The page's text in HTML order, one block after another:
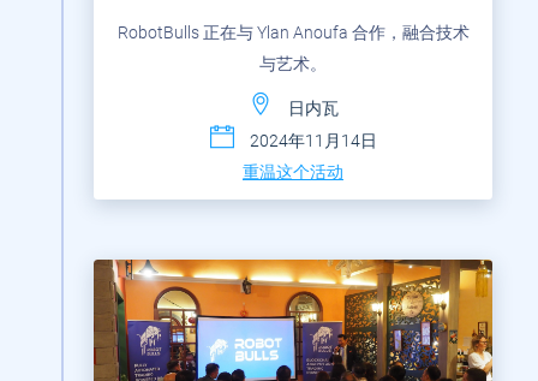
RobotBulls 正在与 Ylan Anoufa 合作，融合技术
与艺术。
日内瓦
2024年11月14日
重温这个活动